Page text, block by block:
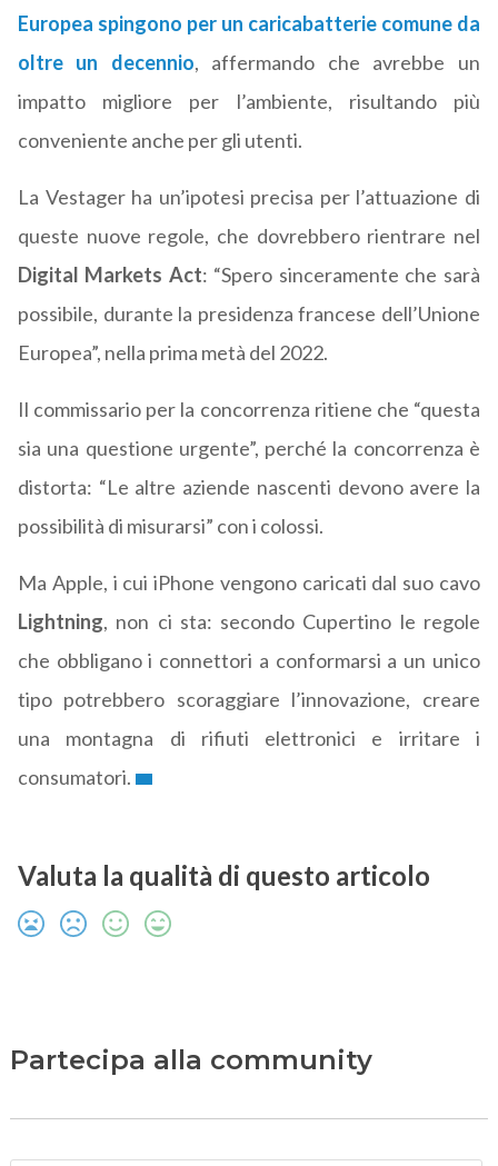
Europea spingono per un caricabatterie comune da
oltre un decennio, affermando che avrebbe un
impatto migliore per l’ambiente, risultando più
conveniente anche per gli utenti.
La Vestager ha un’ipotesi precisa per l’attuazione di
queste nuove regole, che dovrebbero rientrare nel
Digital Markets Act: “Spero sinceramente che sarà
possibile, durante la presidenza francese dell’Unione
Europea”, nella prima metà del 2022.
Il commissario per la concorrenza ritiene che “questa
sia una questione urgente”, perché la concorrenza è
distorta: “Le altre aziende nascenti devono avere la
possibilità di misurarsi” con i colossi.
Ma Apple, i cui iPhone vengono caricati dal suo cavo
Lightning, non ci sta: secondo Cupertino le regole
che obbligano i connettori a conformarsi a un unico
tipo potrebbero scoraggiare l’innovazione, creare
una montagna di rifiuti elettronici e irritare i
consumatori.
Valuta la qualità di questo articolo
Partecipa alla community